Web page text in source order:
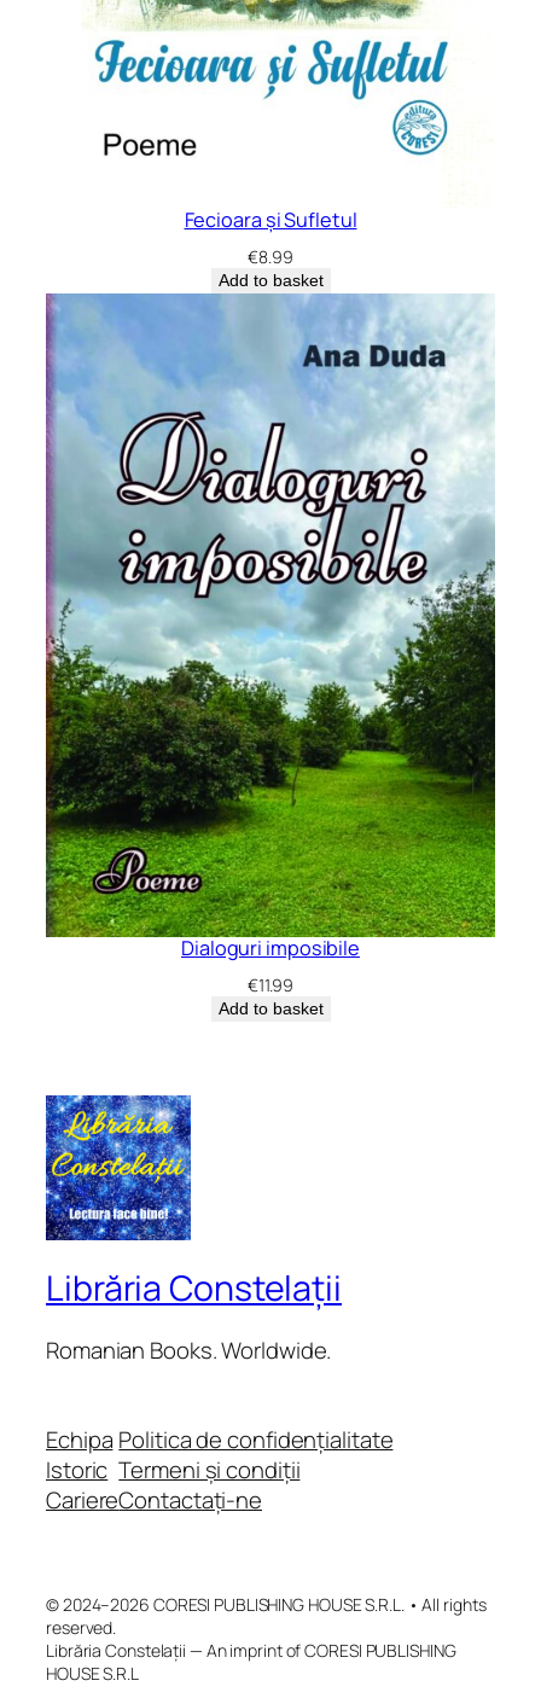
Fecioara și Sufletul
€8.99
Add to basket
Dialoguri imposibile
€11.99
Add to basket
Librăria Constelații
Romanian Books. Worldwide.
Echipa
Istoric
Cariere
Politica de confidențialitate
Termeni și condiții
Contactați-ne
© 2024–2026 CORESI PUBLISHING HOUSE S.R.L. • All rights
reserved.
Librăria Constelații — An imprint of CORESI PUBLISHING
HOUSE S.R.L